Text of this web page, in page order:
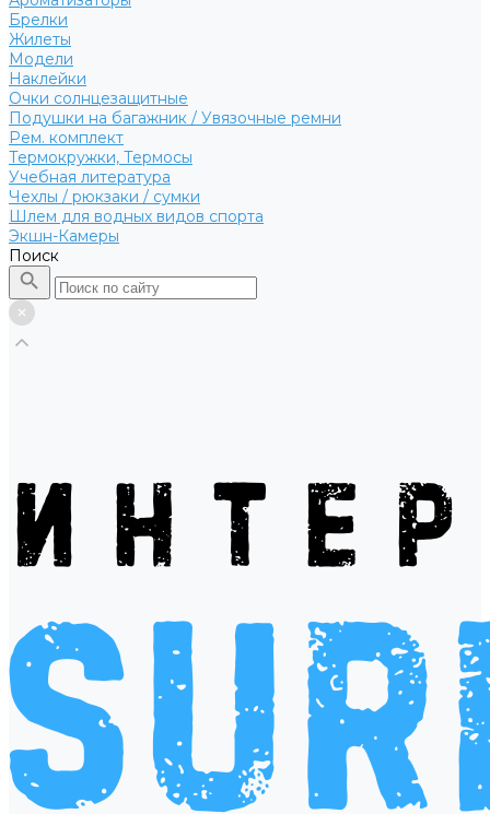
Брелки
Жилеты
Модели
Наклейки
Очки солнцезащитные
Подушки на багажник / Увязочные ремни
Рем. комплект
Термокружки, Термосы
Учебная литература
Чехлы / рюкзаки / сумки
Шлем для водных видов спорта
Экшн-Камеры
Поиск